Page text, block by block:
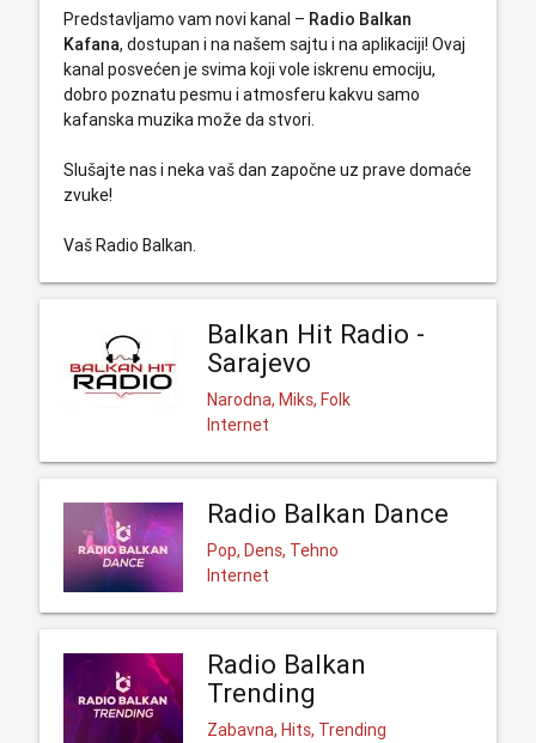
Predstavljamo vam novi kanal – Radio Balkan
Kafana, dostupan i na našem sajtu i na aplikaciji! Ovaj
kanal posvećen je svima koji vole iskrenu emociju,
dobro poznatu pesmu i atmosferu kakvu samo
kafanska muzika može da stvori.
Slušajte nas i neka vaš dan započne uz prave domaće
zvuke!
Vaš Radio Balkan.
Balkan Hit Radio -
Sarajevo
Narodna, Miks, Folk
Internet
Radio Balkan Dance
Pop, Dens, Tehno
Internet
Radio Balkan
Trending
Zabavna, Hits, Trending